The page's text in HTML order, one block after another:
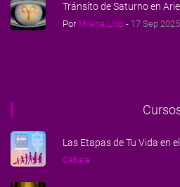
Tránsito de Saturno en
Por Milena Llop - 17 Sep 2025
Las Etapas de Tu Vida en
Cábala